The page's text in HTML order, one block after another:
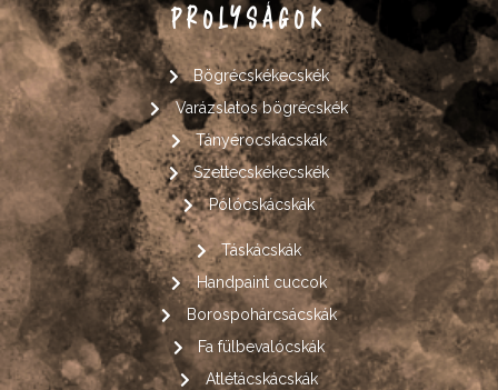
PROLYSÁGOK
Bögrécskékecskék
Varázslatos bögrécskék
Tányérocskácskák
Szettecskékecskék
Pólócskácskák
Táskácskák
Handpaint cuccok
Borospohárcsácskák
Fa fülbevalócskák
Atlétácskácskák